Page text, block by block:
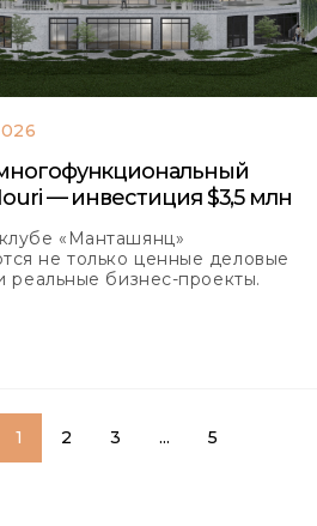
— инвестиция $3,5 млн
«Манташянц»
не только ценные деловые
реальные бизнес-проекты.
1 2 3 ... 5